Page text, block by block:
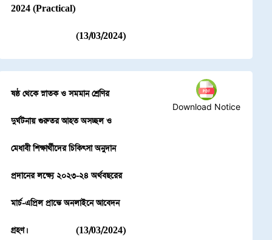
2024 (Practical)
(13/03/2024)
ষষ্ঠ থেকে স্নাতক ও সমমান শ্রেণির
দুর্ঘটনায় গুরুতর আহত অসচ্ছল ও
মেধাবী শিক্ষার্থীদের চিকিৎসা অনুদান
প্রদানের লক্ষ্যে ২০২৩-২৪ অর্থবছরের
মার্চ-এপ্রিল প্রান্তে অনলাইনে আবেদন
গ্রহণ। (13/03/2024)
Download Notice